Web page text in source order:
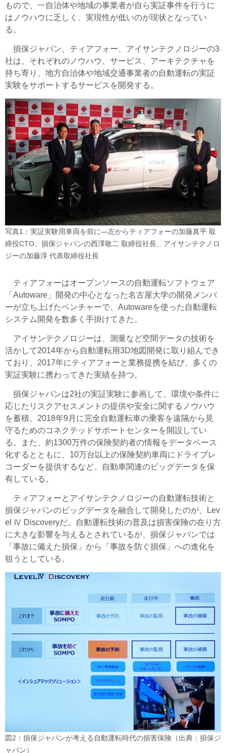
もので、一自治体や地域の事業者が自ら実証事件を行うに
はノウハウに乏しく、実現性が低いのが現状となってい
る。
損保ジャパン、ティアフォー、アイサンテクノロジーの3
社は、それぞれのノウハウ、サービス、アーキテクチャを
持ち寄り、地方自治体や地域交通事業者の自動運転の実証
実験をサポートするサービスを開発する。
写真1：実証実験用車両を前に―左からティアフォーの加藤真平 取
締役CTO、損保ジャパンの西澤敬二 取締役社長、アイサンテクノロ
ジーの加藤淳 代表取締役社長
ティアフォーはオープンソースの自動運転ソフトウェア
「Autoware」開発の中心となった名古屋大学の開発メンバ
ーが立ち上げたベンチャーで、Autowareを使った自動運転
システム開発を数多く手掛けてきた。
アイサンテクノロジーは、測量など空間データの技術を
活かして2014年から自動運転用3D地図開発に取り組んでき
ており、2017年にティアフォーと業務提携を結び、多くの
実証実験に携わってきた実績を持つ。
損保ジャパンは2社の実証実験に参画して、環境や条件に
応じたリスクアセスメントの提供や安全に関するノウハウ
を蓄積、2018年9月に完全自動運転車の乗客を遠隔から見
守るためのコネクテッドサポートセンターを開設してい
る。また、約1300万件の保険契約者の情報をデータベース
化するとともに、10万台以上の保険契約車両にドライブレ
コーダーを提供するなど、自動車関連のビッグデータを保
有している。
ティアフォーとアイサンテクノロジーの自動運転技術と
損保ジャパンのビッグデータを融合して開発したのが、Lev
el Ⅳ Discoveryだ。自動運転技術の普及は損害保険の在り方
に大きな影響を与えるとされているが、損保ジャパンでは
「事故に備えた損保」から「事故を防ぐ損保」への進化を
狙うとしている。
図2：損保ジャパンが考える自動運転時代の損害保険（出典：損保ジ
ャパン）